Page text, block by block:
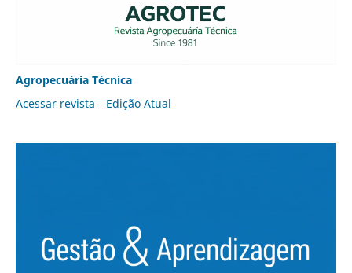
Agropecuária Técnica
Acessar revista
Edição Atual